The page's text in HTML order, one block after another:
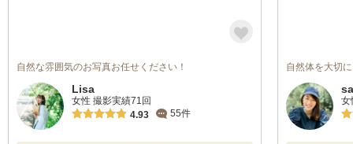
自然な雰囲気のお写真お任せください！
Lisa
女性 撮影実績71回
4.93
55件
自然体を大切
女